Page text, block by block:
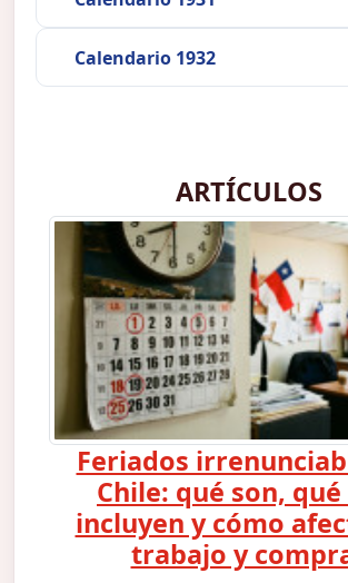
Calendario 1932
ARTÍCULOS
Feriados
Chile: qué son,
incluyen y cómo
trabajo y